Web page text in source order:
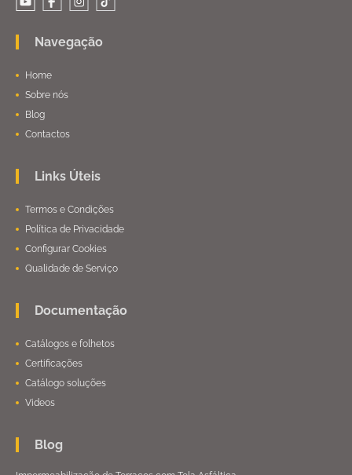
Navegação
Home
Sobre nós
Blog
Contactos
Links Úteis
Termos e Condições
Política de Privacidade
Configurar Cookies
Qualidade de Serviço
Documentação
Catálogos e folhetos
Certificações
Catálogo soluções
Videos
Blog